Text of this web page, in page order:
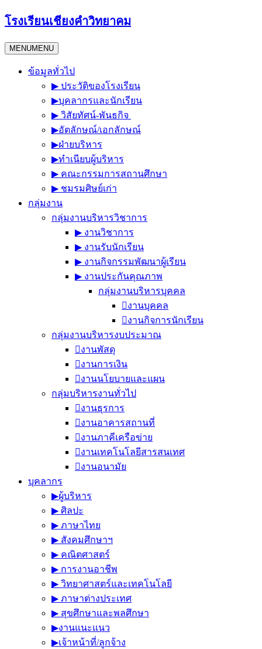
Skip
to
โรงเรียนเชียงคำวิทยาคม
MENUMENU
ข้อมูลทั่วไป
▶︎ ประวัติของโรงเรียน
▶︎บุคลากรและนักเรียน
▶︎ วิสัยทัศน์-พันธกิจ
▶︎อัตลักษณ์/เอกลักษณ์
▶︎ฝ่ายบริหาร
▶︎ทำเนียบผู้บริหาร
▶︎ คณะกรรมการสถานศึกษา
▶︎ ชมรมศิษย์เก่า
กลุ่มงาน
กลุ่มงานบริหารวิชาการ
▶︎ งานวิชาการ
▶︎ งานรับนักเรียน
▶︎ งานกิจกรรมพัฒนาผู้เรียน
▶︎ งานประกันคุณภาพ
กลุ่มงานบริหารบุคคล
งานบุคคล
งานกิจการนักเรียน
กลุ่มงานบริหารงบประมาณ
งานพัสดุ
งานการเงิน
งานนโยบายและแผน
กลุ่มบริหารงานทั่วไป
งานธุรการ
งานอาคารสถานที่
งานภาคีเครือข่าย
งานเทคโนโลยีสารสนเทศ
งานอนามัย
บุคลากร
▶︎ผู้บริหาร
▶︎ ศิลปะ
▶︎ ภาษาไทย
▶︎ สังคมศึกษาฯ
▶︎ คณิตศาสตร์
▶︎ การงานอาชีพ
▶︎ วิทยาศาสตร์และเทคโนโลยี
▶︎ ภาษาต่างประเทศ
▶︎ สุขศึกษาและพลศึกษา
▶︎งานแนะแนว
▶︎เจ้าหน้าที่/ลูกจ้าง